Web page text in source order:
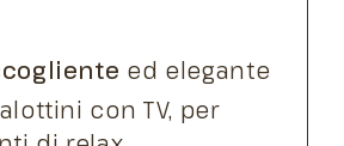
ed elegante
con TV, per